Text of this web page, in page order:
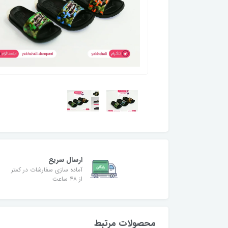
ارسال سریع
آماده سازی سفارشات در کمتر
از ۴۸ ساعت
محصولات مرتبط